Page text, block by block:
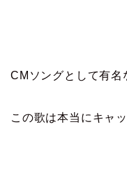
CMソングとして有名
この歌は本当にキャ